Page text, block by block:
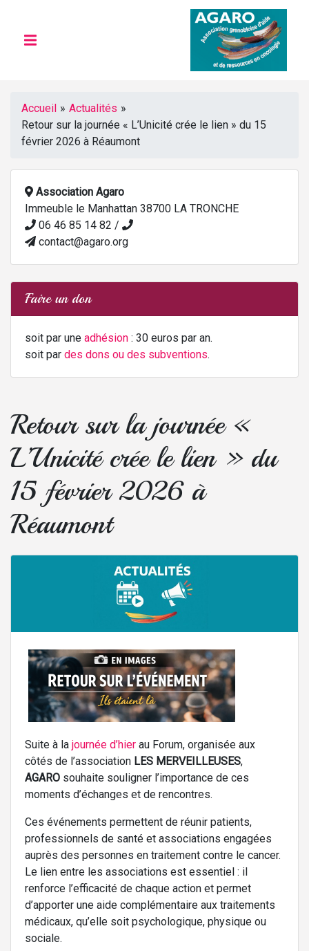
Accueil » Actualités »
Retour sur la journée « L’Unicité crée le lien » du 15
février 2026 à Réaumont
Association Agaro
Immeuble le Manhattan 38700 LA TRONCHE
06 46 85 14 82 /
contact@agaro.org
Faire un don
soit par une adhésion : 30 euros par an.
soit par des dons ou des subventions.
Retour sur la journée «
L’Unicité crée le lien » du
15 février 2026 à
Réaumont
Suite à la journée d’hier au Forum, organisée aux
côtés de l’association LES MERVEILLEUSES,
AGARO souhaite souligner l’importance de ces
moments d’échanges et de rencontres.
Ces événements permettent de réunir patients,
professionnels de santé et associations engagées
auprès des personnes en traitement contre le cancer.
Le lien entre les associations est essentiel : il
renforce l’efficacité de chaque action et permet
d’apporter une aide complémentaire aux traitements
médicaux, qu’elle soit psychologique, physique ou
sociale.